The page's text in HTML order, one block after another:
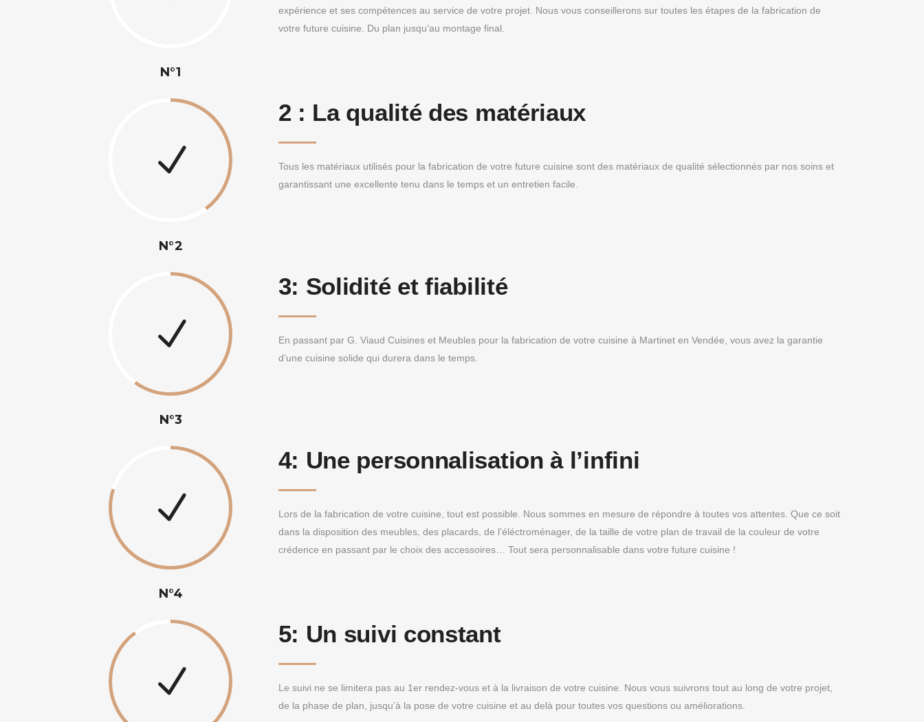
N°1
expérience et ses compétences au service de votre projet. Nous vous conseillerons sur toutes les étapes de la fabrication de
votre future cuisine. Du plan jusqu’au montage final.
N°2
2 : La qualité des matériaux
Tous les matériaux utilisés pour la fabrication de votre future cuisine sont des matériaux de qualité sélectionnés par nos soins et
garantissant une excellente tenu dans le temps et un entretien facile.
N°3
3: Solidité et fiabilité
En passant par G. Viaud Cuisines et Meubles pour la fabrication de votre cuisine à Martinet en Vendée, vous avez la garantie
d’une cuisine solide qui durera dans le temps.
N°4
4: Une personnalisation à l’infini
Lors de la fabrication de votre cuisine, tout est possible. Nous sommes en mesure de répondre à toutes vos attentes. Que ce soit
dans la disposition des meubles, des placards, de l’éléctroménager, de la taille de votre plan de travail de la couleur de votre
crédence en passant par le choix des accessoires… Tout sera personnalisable dans votre future cuisine !
5: Un suivi constant
Le suivi ne se limitera pas au 1er rendez-vous et à la livraison de votre cuisine. Nous vous suivrons tout au long de votre projet,
de la phase de plan, jusqu’à la pose de votre cuisine et au delà pour toutes vos questions ou améliorations.